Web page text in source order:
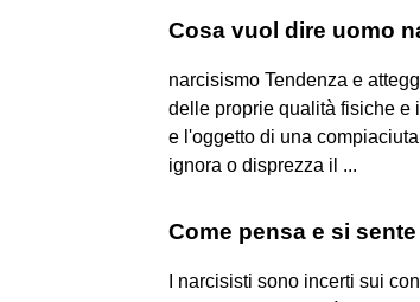
Cosa vuol dire uomo
narcisismo Tendenza e
delle proprie qualità fisiche e
e l'oggetto di una
ignora o disprezza il ...
Come pensa e si
I narcisisti sono incerti sui